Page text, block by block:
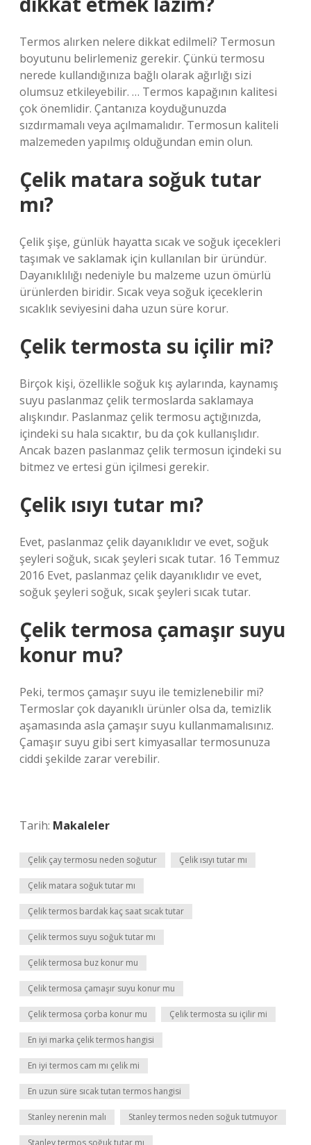
Termos alırken nelere dikkat edilmeli? Termosun
boyutunu belirlemeniz gerekir. Çünkü termosu
nerede kullandığınıza bağlı olarak ağırlığı sizi
olumsuz etkileyebilir. … Termos kapağının kalitesi
çok önemlidir. Çantanıza koyduğunuzda
sızdırmamalı veya açılmamalıdır. Termosun kaliteli
malzemeden yapılmış olduğundan emin olun.
Çelik matara soğuk tutar
mı?
Çelik şişe, günlük hayatta sıcak ve soğuk içecekleri
taşımak ve saklamak için kullanılan bir üründür.
Dayanıklılığı nedeniyle bu malzeme uzun ömürlü
ürünlerden biridir. Sıcak veya soğuk içeceklerin
sıcaklık seviyesini daha uzun süre korur.
Çelik termosta su içilir mi?
Birçok kişi, özellikle soğuk kış aylarında, kaynamış
suyu paslanmaz çelik termoslarda saklamaya
alışkındır. Paslanmaz çelik termosu açtığınızda,
içindeki su hala sıcaktır, bu da çok kullanışlıdır.
Ancak bazen paslanmaz çelik termosun içindeki su
bitmez ve ertesi gün içilmesi gerekir.
Çelik ısıyı tutar mı?
Evet, paslanmaz çelik dayanıklıdır ve evet, soğuk
şeyleri soğuk, sıcak şeyleri sıcak tutar. 16 Temmuz
2016 Evet, paslanmaz çelik dayanıklıdır ve evet,
soğuk şeyleri soğuk, sıcak şeyleri sıcak tutar.
Çelik termosa çamaşır suyu
konur mu?
Peki, termos çamaşır suyu ile temizlenebilir mi?
Termoslar çok dayanıklı ürünler olsa da, temizlik
aşamasında asla çamaşır suyu kullanmamalısınız.
Çamaşır suyu gibi sert kimyasallar termosunuza
ciddi şekilde zarar verebilir.
Tarih: Makaleler
Çelik çay termosu neden soğutur Çelik ısıyı tutar mı
Çelik matara soğuk tutar mı
Çelik termos bardak kaç saat sıcak tutar
Çelik termos suyu soğuk tutar mı
Çelik termosa buz konur mu
Çelik termosa çamaşır suyu konur mu
Çelik termosa çorba konur mu Çelik termosta su içilir mi
En iyi marka çelik termos hangisi
En iyi termos cam mı çelik mi
En uzun süre sıcak tutan termos hangisi
Stanley nerenin malı Stanley termos neden soğuk tutmuyor
Stanley termos soğuk tutar mı